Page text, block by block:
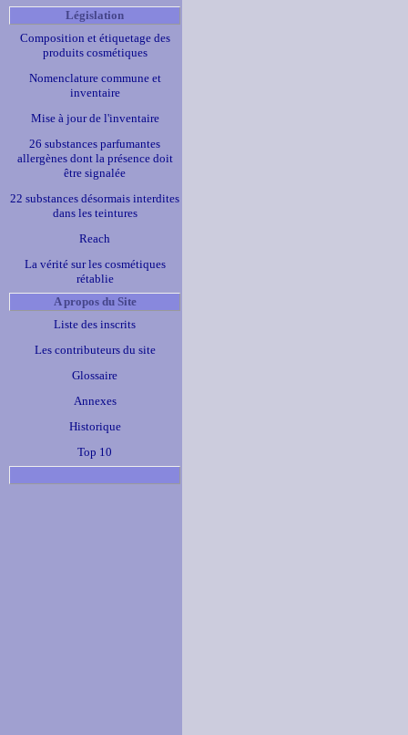
Législation
Composition et étiquetage des
produits cosmétiques
Nomenclature commune et
inventaire
Mise à jour de l'inventaire
26 substances parfumantes
allergènes dont la présence doit
être signalée
22 substances désormais interdites
dans les teintures
Reach
La vérité sur les cosmétiques
rétablie
A propos du Site
Liste des inscrits
Les contributeurs du site
Glossaire
Annexes
Historique
Top 10